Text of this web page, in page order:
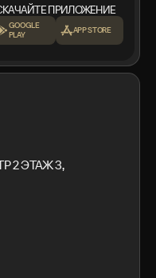
ПРИЛОЖЕНИЕ
GOOGLE
PLAY
APP STORE
2 ЭТАЖ 3,